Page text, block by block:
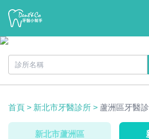
首頁 > 新北市牙醫診所 > 蘆洲區牙醫
新北市蘆洲區